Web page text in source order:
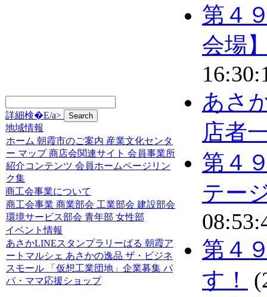
詳細検�E/a>
地域情報
ホーム 朝霞市のご案内 産業文化センタ
ー マップ 商店会関連サイト 会員事業所
紹介コンテンツ 会員ホームページリン
ク集
商工会事業について
商工会事業 商業部会 工業部会 建設部会
環境サービス部会 青年部 女性部
イベント情報
あさかLINEスタンプラリーばる 朝霞ア
ートマルシェ あさかの逸品 ザ・ビジネ
スモール
「仮想工業団地」企業募集 パ
パ・ママ応援ショップ
第４
会場
あさ
店者
第４
テー
第４
す！